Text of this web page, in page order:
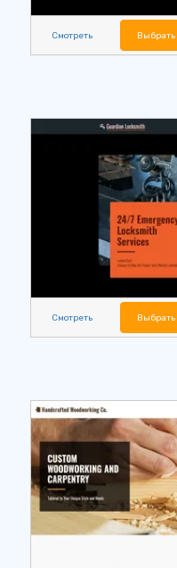
Смотреть Выбрать
Смотреть Выбрать